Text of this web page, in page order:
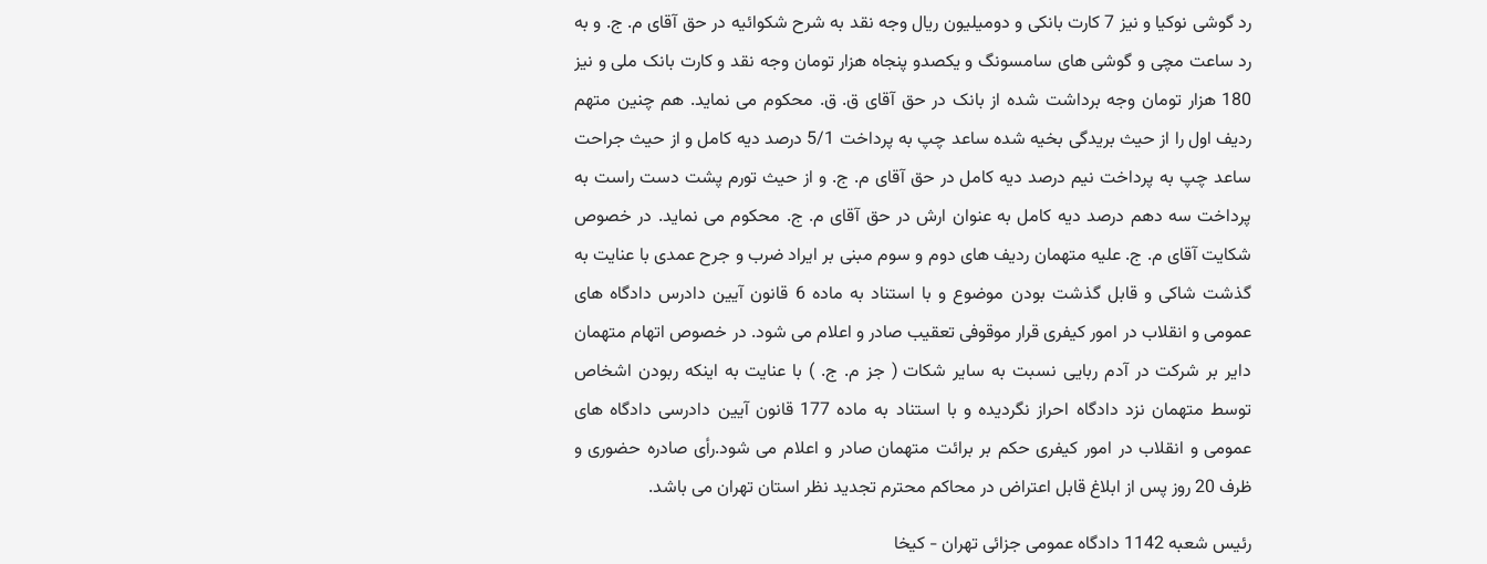
رد گوشی نوکیا و نیز 7 کارت بانکی و دومیلیون ریال وجه نقد به شرح شکوائیه در حق آقای م. ج. و به
رد ساعت مچی و گوشی های سامسونگ و یکصدو پنجاه هزار تومان وجه نقد و کارت بانک ملی و نیز
180 هزار تومان وجه برداشت شده از بانک در حق آقای ق. ق. محکوم می نماید. هم چنین متهم
ردیف اول را از حیث بریدگی بخیه شده ساعد چپ به پرداخت 5/1 درصد دیه کامل و از حیث جراحت
ساعد چپ به پرداخت نیم درصد دیه کامل در حق آقای م. ج. و از حیث تورم پشت دست راست به
پرداخت سه دهم درصد دیه کامل به عنوان ارش در حق آقای م. ج. محکوم می نماید. در خصوص
شکایت آقای م. ج. علیه متهمان ردیف های دوم و سوم مبنی بر ایراد ضرب و جرح عمدی با عنایت به
گذشت شاکی و قابل گذشت بودن موضوع و با استناد به ماده 6 قانون آیین دادرس دادگاه های
عمومی و انقلاب در امور کیفری قرار موقوفی تعقیب صادر و اعلام می شود. در خصوص اتهام متهمان
دایر بر شرکت در آدم ربایی نسبت به سایر شکات ( جز م. ج. ) با عنایت به اینکه ربودن اشخاص
توسط متهمان نزد دادگاه احراز نگردیده و با استناد به ماده 177 قانون آیین دادرسی دادگاه های
عمومی و انقلاب در امور کیفری حکم بر برائت متهمان صادر و اعلام می شود.رأی صادره حضوری و
ظرف 20 روز پس از ابلاغ قابل اعتراض در محاکم محترم تجدید نظر استان تهران می باشد.
رئیس شعبه 1142 دادگاه عمومی جزائی تهران - کیخا